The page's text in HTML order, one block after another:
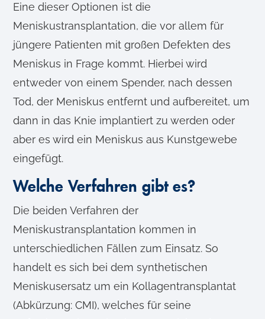
Eine dieser Optionen ist die
Meniskustransplantation, die vor allem für
jüngere Patienten mit großen Defekten des
Meniskus in Frage kommt. Hierbei wird
entweder von einem Spender, nach dessen
Tod, der Meniskus entfernt und aufbereitet, um
dann in das Knie implantiert zu werden oder
aber es wird ein Meniskus aus Kunstgewebe
eingefügt.
Welche Verfahren gibt es?
Die beiden Verfahren der
Meniskustransplantation kommen in
unterschiedlichen Fällen zum Einsatz. So
handelt es sich bei dem synthetischen
Meniskusersatz um ein Kollagentransplantat
(Abkürzung: CMI), welches für seine